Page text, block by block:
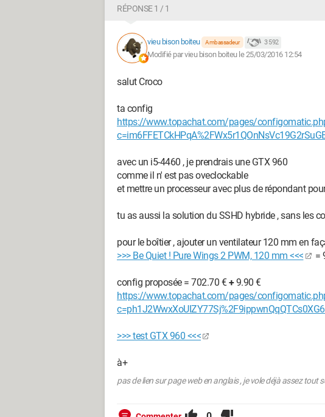
RÉPONSE 1 / 1
vieu bison boiteu Ambassadeur 3 592
Modifié par vieu bison boiteu le 25/03/2016 12:54
salut Croco
ta config
https://www.topachat.com/pages/
avec un i5-4460 , je prendrais une GTX 960
comme il n' est pas oveclockable
et mettre un processeur avec plus de répondant
tu as aussi la solution du SSHD hybride , sans les
pour le boîtier , ajouter un ventilateur 120 mm en
>>> Be Quiet ! Pure Wings 2 PWM, 120 mm <<<
=
config proposée = 702.70 €+9.90 €
https://www.topachat.com/pages/
>>> test GTX 960 <<<
à+
pas de lien sur page web en anglais , je vole déjà assez tout